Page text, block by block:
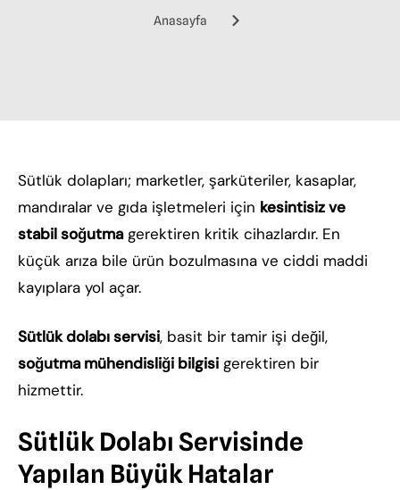
Anasayfa
Sütlük dolapları; marketler, şarküteriler, kasaplar,
mandıralar ve gıda işletmeleri için kesintisiz ve
stabil soğutmagerektiren kritik cihazlardır. En
küçük arıza bile ürün bozulmasına ve ciddi maddi
kayıplara yol açar.
Sütlük dolabı servisi, basit bir tamir işi değil,
soğutma mühendisliği bilgisi gerektiren bir
hizmettir.
Sütlük Dolabı Servisinde
Yapılan Büyük Hatalar